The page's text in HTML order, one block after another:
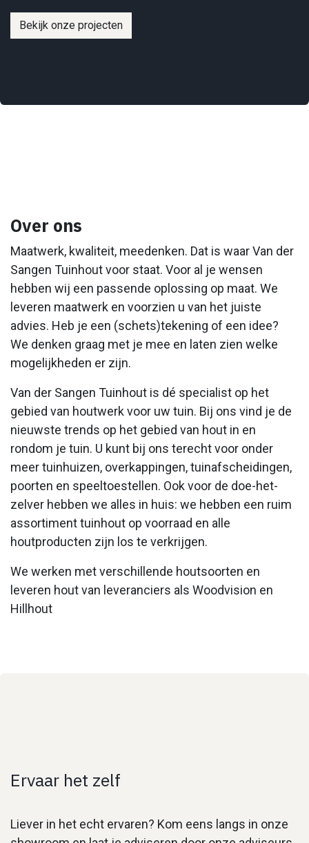
Bekijk onze projecten
Over ons
Maatwerk, kwaliteit, meedenken. Dat is waar Van der
Sangen Tuinhout voor staat. Voor al je wensen
hebben wij een passende oplossing op maat. We
leveren maatwerk en voorzien u van het juiste
advies. Heb je een (schets)tekening of een idee?
We denken graag met je mee en laten zien welke
mogelijkheden er zijn.
Van der Sangen Tuinhout is dé specialist op het
gebied van houtwerk voor uw tuin. Bij ons vind je de
nieuwste trends op het gebied van hout in en
rondom je tuin. U kunt bij ons terecht voor onder
meer tuinhuizen, overkappingen, tuinafscheidingen,
poorten en speeltoestellen. Ook voor de doe-het-
zelver hebben we alles in huis: we hebben een ruim
assortiment tuinhout op voorraad en alle
houtproducten zijn los te verkrijgen.
We werken met verschillende houtsoorten en
leveren hout van leveranciers als Woodvision en
Hillhout
Ervaar het zelf
Liever in het echt ervaren? Kom eens langs in onze